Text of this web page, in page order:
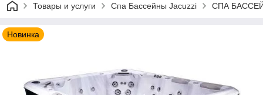
Товары и услуги Спа Бассейны Jacuzzi СПА
Новинка